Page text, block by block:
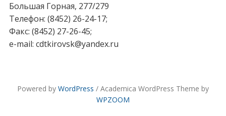
Большая Горная, 277/279
Телефон: (8452) 26-24-17;
Факс: (8452) 27-26-45;
e-mail: cdtkirovsk@yandex.ru
Powered by WordPress / Academica WordPress Theme by
WPZOOM